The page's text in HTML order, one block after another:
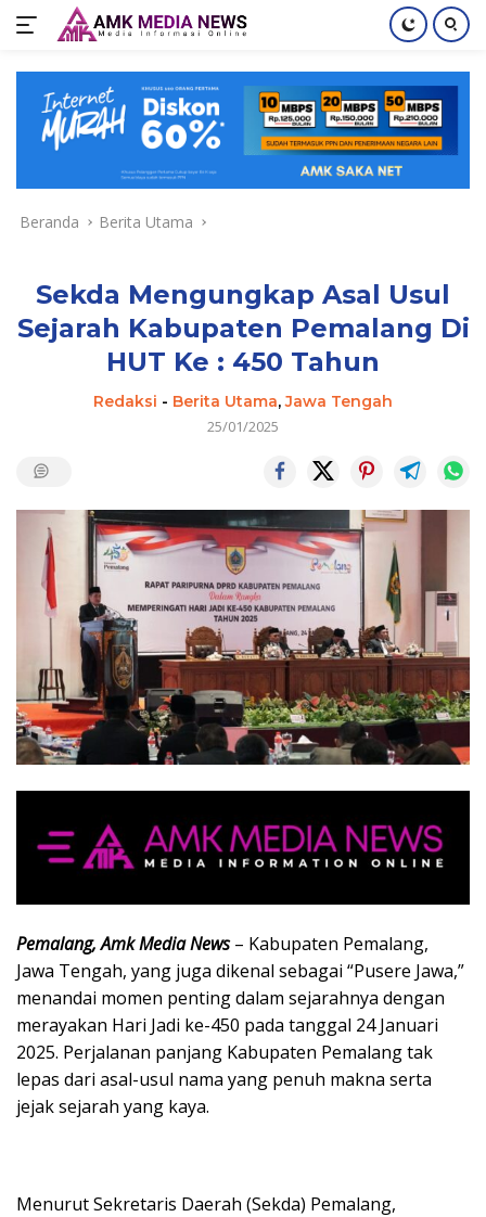
konten
Beranda Berita Utama
Sekda Mengungkap Asal Usul
Sejarah Kabupaten Pemalang Di
HUT Ke : 450 Tahun
Redaksi - Berita Utama,Jawa Tengah
25/01/2025
Pemalang, Amk Media News– Kabupaten Pemalang,
Jawa Tengah, yang juga dikenal sebagai “Pusere Jawa,”
menandai momen penting dalam sejarahnya dengan
merayakan Hari Jadi ke-450 pada tanggal 24 Januari
2025. Perjalanan panjang Kabupaten Pemalang tak
lepas dari asal-usul nama yang penuh makna serta
jejak sejarah yang kaya.
Menurut Sekretaris Daerah (Sekda) Pemalang,